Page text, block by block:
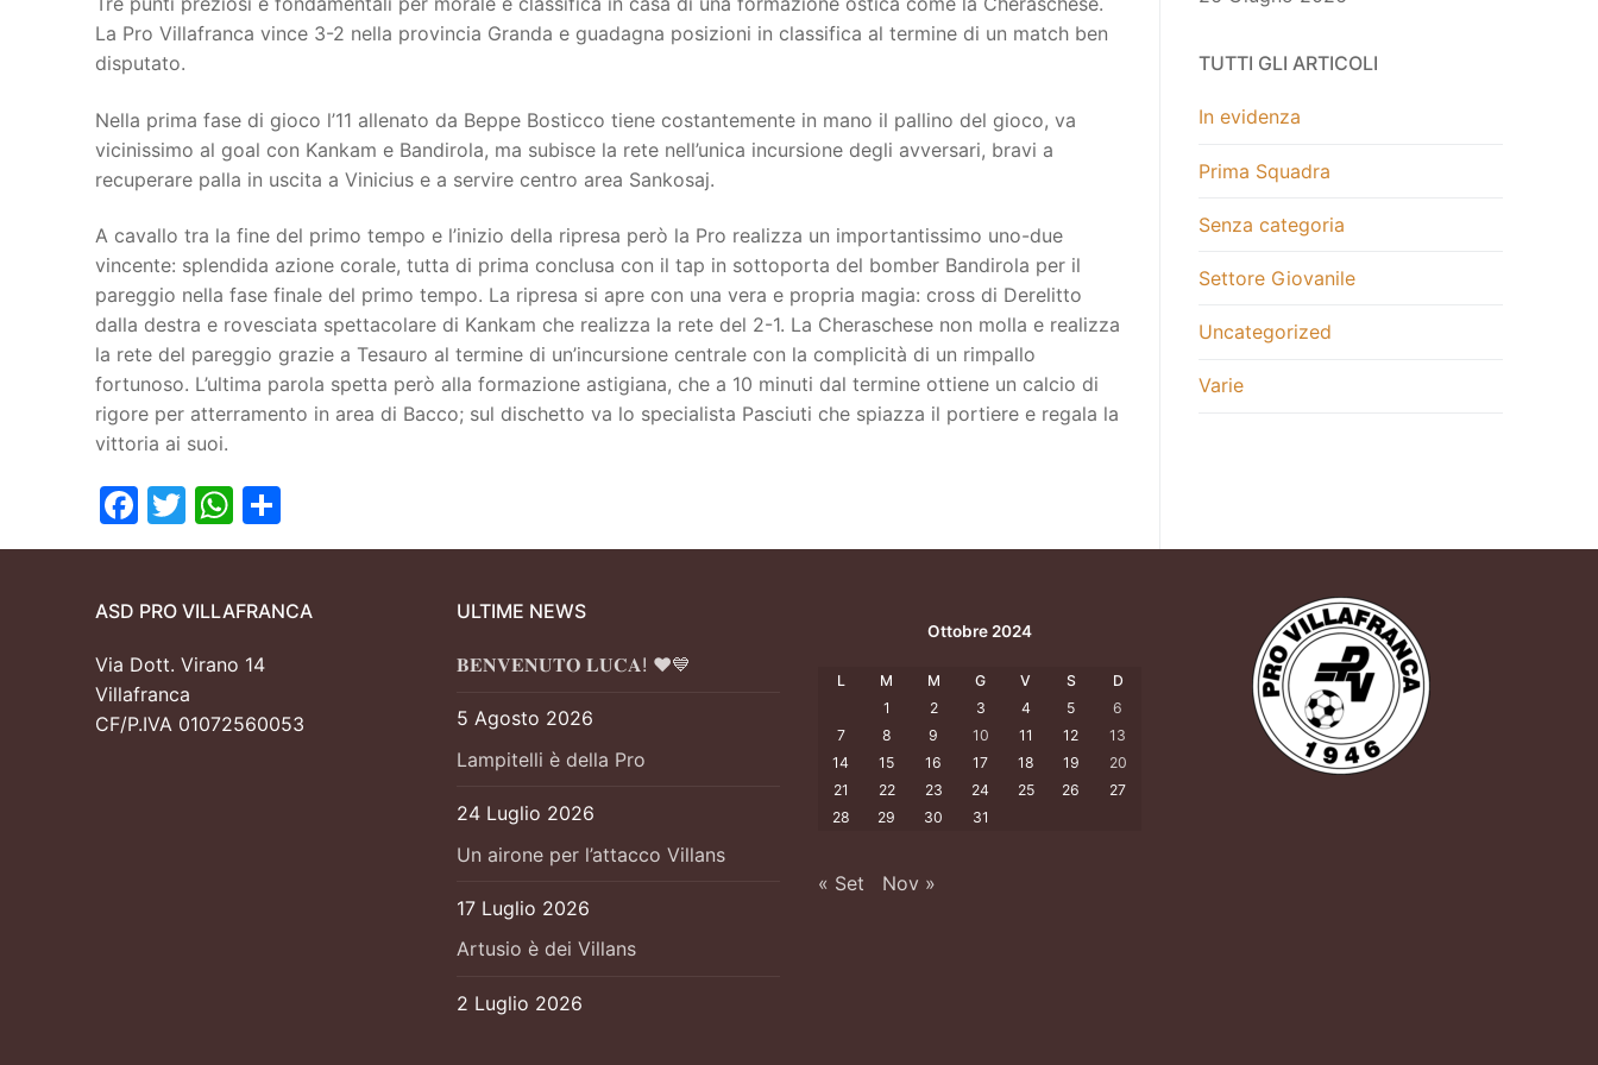
Juniores
La Pro Villafranca vince 3-2 nella provincia Granda e guadagna posizioni in classifica al termine di un match ben
disputato.
Nella prima fase di gioco l’11 allenato da Beppe Bosticco tiene costantemente in mano il pallino del gioco, va
vicinissimo al goal con Kankam e Bandirola, ma subisce la rete nell’unica incursione degli avversari, bravi a
recuperare palla in uscita a Vinicius e a servire centro area Sankosaj.
A cavallo tra la fine del primo tempo e l’inizio della ripresa però la Pro realizza un importantissimo uno-due
vincente: splendida azione corale, tutta di prima conclusa con il tap in sottoporta del bomber Bandirola per il
pareggio nella fase finale del primo tempo. La ripresa si apre con una vera e propria magia: cross di Derelitto
dalla destra e rovesciata spettacolare di Kankam che realizza la rete del 2-1. La Cheraschese non molla e realizza
la rete del pareggio grazie a Tesauro al termine di un’incursione centrale con la complicità di un rimpallo
fortunoso. L’ultima parola spetta però alla formazione astigiana, che a 10 minuti dal termine ottiene un calcio di
rigore per atterramento in area di Bacco; sul dischetto va lo specialista Pasciuti che spiazza il portiere e regala la
vittoria ai suoi.
Facebook
TwitterWhatsApp
TUTTI GLI ARTICOLI
In evidenza
Prima Squadra
Senza categoria
Settore Giovanile
Uncategorized
Varie
ASD PRO VILLAFRANCA
Via Dott. Virano 14
Villafranca
CF/P.IVA 01072560053
ULTIME NEWS
𝐁𝐄𝐍𝐕𝐄𝐍𝐔𝐓𝐎 𝐋𝐔𝐂𝐀! ❤️💙
5 Agosto 2026
Lampitelli è della Pro
24 Luglio 2026
Un airone per l’attacco Villans
17 Luglio 2026
Artusio è dei Villans
2 Luglio 2026
Ottobre 2024
L M M G V S
D
1
2 3 4 5
6
7
8 9 10 11 12
13
14
15 16 17 18 19
20
21
22 23 24 25 26
27
28
29 30 31
« Set Nov »